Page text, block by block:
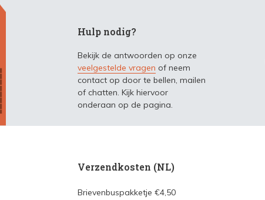
Hulp nodig?
Bekijk de antwoorden op onze
veelgestelde vragen of neem
contact op door te bellen, mailen
of chatten. Kijk hiervoor
onderaan op de pagina.
Verzendkosten (NL)
Brievenbuspakketje €4,50